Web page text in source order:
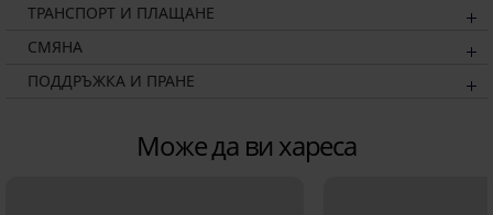
ТРАНСПОРТ И ПЛАЩАНЕ
СМЯНА
ПОДДРЪЖКА И ПРАНЕ
Може да ви хареса